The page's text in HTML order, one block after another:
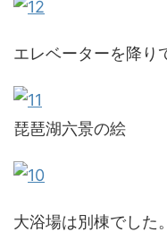
エレベーターを降り
琵琶湖六景の絵
大浴場は別棟でした。